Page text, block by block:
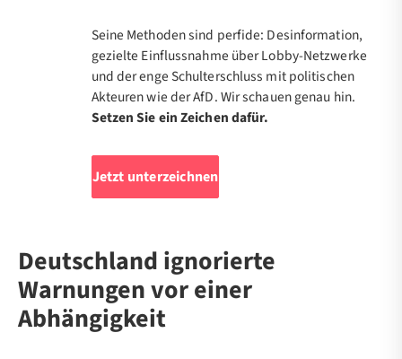
Seine Methoden sind perfide: Desinformation,
gezielte Einflussnahme über Lobby-Netzwerke
und der enge Schulterschluss mit politischen
Akteuren wie der AfD. Wir schauen genau hin.
Setzen Sie ein Zeichen dafür.
Jetzt unterzeichnen
Deutschland ignorierte
Warnungen vor einer
Abhängigkeit